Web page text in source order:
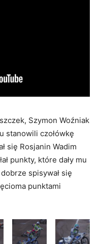
Szymon Woźniak
stanowili czołówkę
się Rosjanin Wadim
punkty, które dały mu
spisywał się
punktami